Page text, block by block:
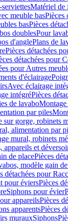
serviettesMatériel de
meuble basPièces
basPièces
doublesPour
d'anglePlans de
Pièces détachées
détachées pour
pour Autres
d'éclairage
Avec éclairage
intégréPièces
de lavaboMontage
par piles
sur gorge, robinets
alimentation par
mural, robinets
appareils et
de placePièces
modèle gain
détachées pour
pour éviersPièces
Siphons pour évier
appareilsPièces
apparentsPièces
murauxSiphons